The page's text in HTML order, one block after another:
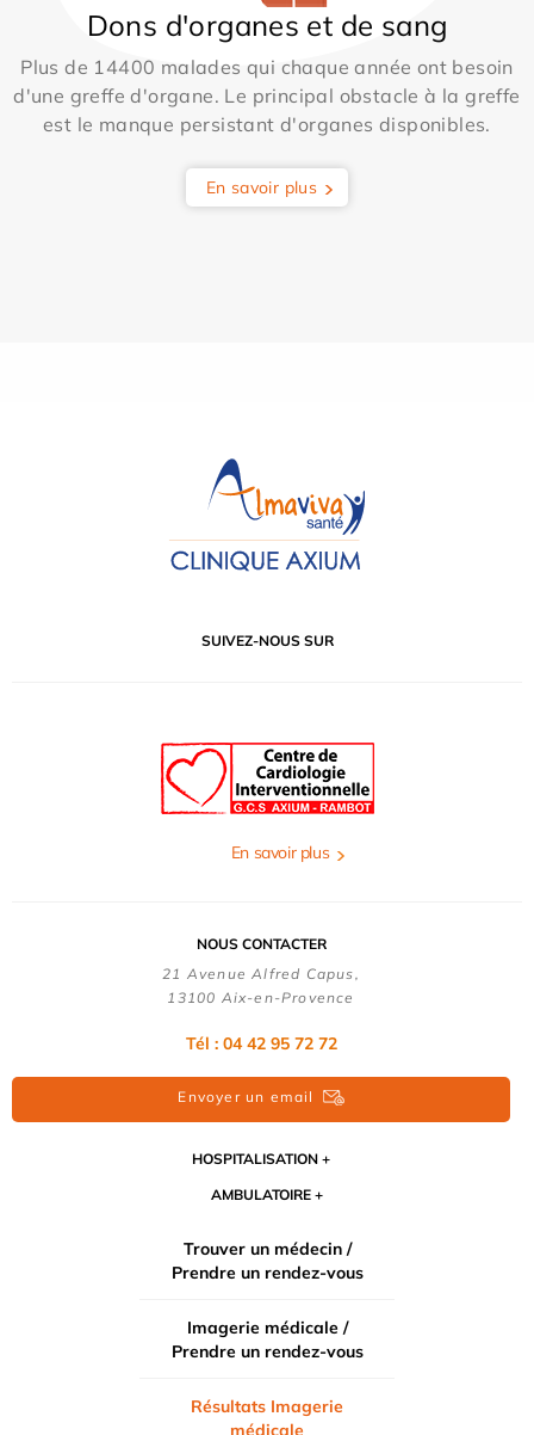
Dons d'organes et de sang
Plus de 14400 malades qui chaque année ont besoin
d'une greffe d'organe. Le principal obstacle à la greffe
est le manque persistant d'organes disponibles.
En savoir plus
SUIVEZ-NOUS SUR
En savoir plus
NOUS CONTACTER
21 Avenue Alfred Capus,
13100 Aix-en-Provence
Tél : 04 42 95 72 72
Envoyer un email
HOSPITALISATION
AMBULATOIRE
Trouver un médecin /
Prendre un rendez-vous
Imagerie médicale /
Prendre un rendez-vous
Résultats Imagerie
médicale